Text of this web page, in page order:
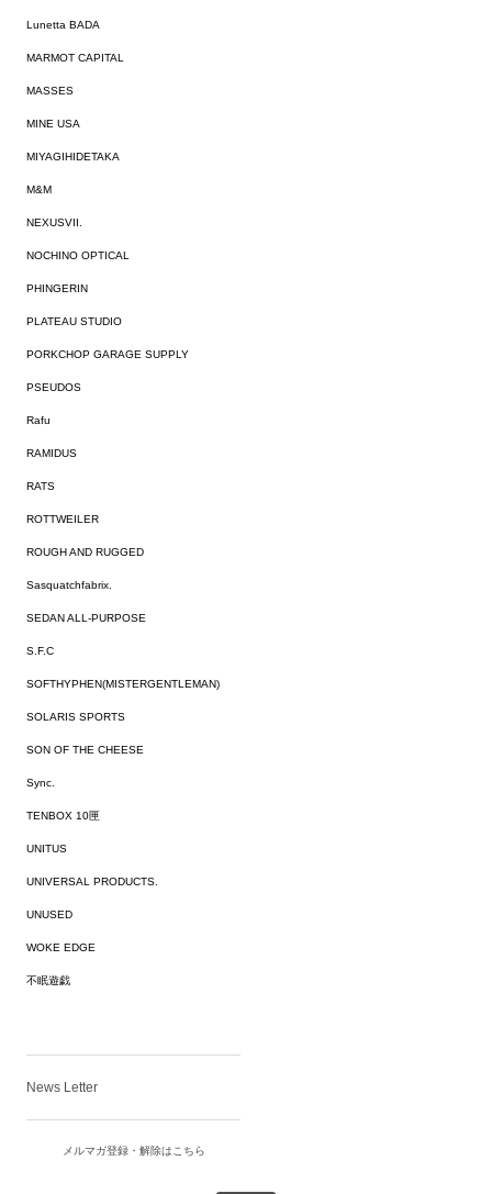
Lunetta BADA
MARMOT CAPITAL
MASSES
MINE USA
MIYAGIHIDETAKA
M&M
NEXUSVII.
NOCHINO OPTICAL
PHINGERIN
PLATEAU STUDIO
PORKCHOP GARAGE SUPPLY
PSEUDOS
Rafu
RAMIDUS
RATS
ROTTWEILER
ROUGH AND RUGGED
Sasquatchfabrix.
SEDAN ALL-PURPOSE
S.F.C
SOFTHYPHEN(MISTERGENTLEMAN)
SOLARIS SPORTS
SON OF THE CHEESE
Sync.
TENBOX 10匣
UNITUS
UNIVERSAL PRODUCTS.
UNUSED
WOKE EDGE
不眠遊戯
News Letter
メルマガ登録・解除はこちら